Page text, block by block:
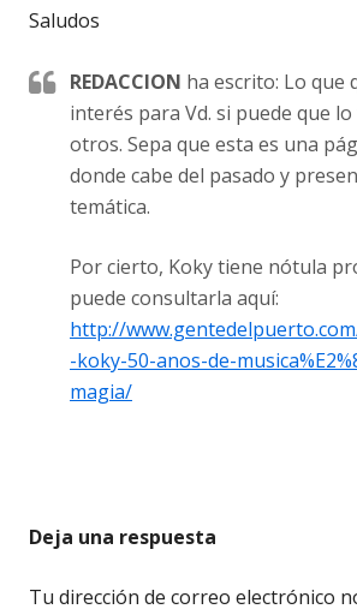
Saludos
REDACCION ha escrito: Lo que
interés para Vd. si puede que
otros. Sepa que esta es una
donde cabe del pasado y
temática.
Por cierto, Koky tiene nótula
puede consultarla aquí:
http://
-koky-50-anos-de-
magia/
Deja una respuesta
Tu dirección de correo electrónico